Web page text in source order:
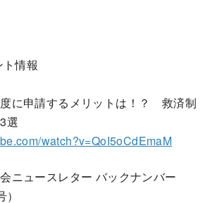
情報
度に申請するメリットは！？ 救済制
選
watch?v=QoI5oCdEmaM
ニュースレター バックナンバー